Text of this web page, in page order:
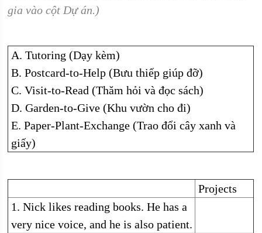
gia vào cột Dự án.)
A. Tutoring (Dạy kèm)
B. Postcard-to-Help (Bưu thiếp giúp đỡ)
C. Visit-to-Read (Thăm hỏi và đọc sách)
D. Garden-to-Give (Khu vườn cho đi)
E. Paper-Plant-Exchange (Trao đổi cây xanh và
giấy)
Projects
1. Nick likes reading books. He has a
very nice voice, and he is also patient.